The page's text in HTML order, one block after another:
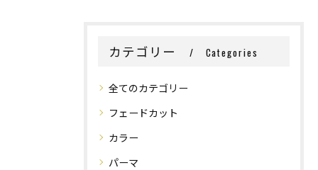
カテゴリー Categories
全てのカテゴリー
フェードカット
カラー
パーマ